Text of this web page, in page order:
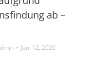
ab –
Juni 12, 2026